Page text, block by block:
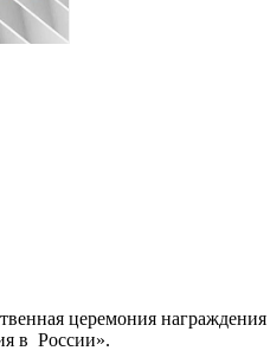
церемония награждения
в России».